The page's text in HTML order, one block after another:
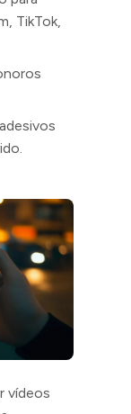
TikTok,
vídeos